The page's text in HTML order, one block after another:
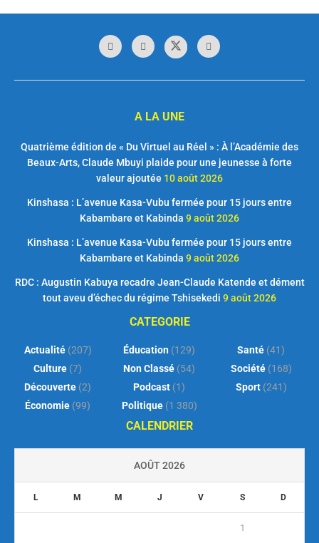
A LA UNE
Quatrième édition de « Du Virtuel au Réel » : À l’Académie des
Beaux-Arts, Claude Mbuyi plaide pour une jeunesse à forte
valeur ajoutée 10 août 2026
Kinshasa : L’avenue Kasa-Vubu fermée pour 15 jours entre
Kabambare et Kabinda 9 août 2026
Kinshasa : L’avenue Kasa-Vubu fermée pour 15 jours entre
Kabambare et Kabinda 9 août 2026
RDC : Augustin Kabuya recadre Jean-Claude Katende et dément
tout aveu d’échec du régime Tshisekedi 9 août 2026
CATEGORIE
Actualité(207)
Culture (7)
Découverte (2)
Économie (99)
Éducation (129)
Non Classé (54)
Podcast (1)
Politique(1 380)
Santé (41)
Société(168)
Sport(241)
CALENDRIER
AOÛT 2026
L M M J V S D
1